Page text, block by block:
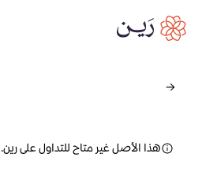
هذا الأصل غير متاح للتداول على رين.